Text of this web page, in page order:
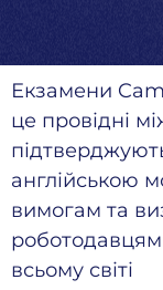
Екзамени
це провідні
англійською
вимогам та
всьому світі